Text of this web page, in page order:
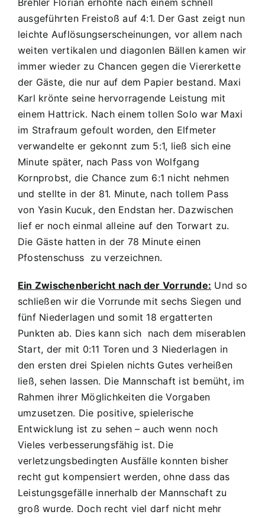
Brehler Florian erhöhte nach einem schnell
ausgeführten Freistoß auf 4:1. Der Gast zeigt nun
leichte Auflösungserscheinungen, vor allem nach
weiten vertikalen und diagonlen Bällen kamen wir
immer wieder zu Chancen gegen die Viererkette
der Gäste, die nur auf dem Papier bestand. Maxi
Karl krönte seine hervorragende Leistung mit
einem Hattrick. Nach einem tollen Solo war Maxi
im Strafraum gefoult worden, den Elfmeter
verwandelte er gekonnt zum 5:1, ließ sich eine
Minute später, nach Pass von Wolfgang
Kornprobst, die Chance zum 6:1 nicht nehmen
und stellte in der 81. Minute, nach tollem Pass
von Yasin Kucuk, den Endstan her. Dazwischen
lief er noch einmal alleine auf den Torwart zu.
Die Gäste hatten in der 78 Minute einen
Pfostenschuss zu verzeichnen.
Ein Zwischenbericht nach der Vorrunde: Und so
schließen wir die Vorrunde mit sechs Siegen und
fünf Niederlagen und somit 18 ergatterten
Punkten ab. Dies kann sich nach dem miserablen
Start, der mit 0:11 Toren und 3 Niederlagen in
den ersten drei Spielen nichts Gutes verheißen
ließ, sehen lassen. Die Mannschaft ist bemüht, im
Rahmen ihrer Möglichkeiten die Vorgaben
umzusetzen. Die positive, spielerische
Entwicklung ist zu sehen – auch wenn noch
Vieles verbesserungsfähig ist. Die
verletzungsbedingten Ausfälle konnten bisher
recht gut kompensiert werden, ohne dass das
Leistungsgefälle innerhalb der Mannschaft zu
groß wurde. Doch recht viel darf nicht mehr